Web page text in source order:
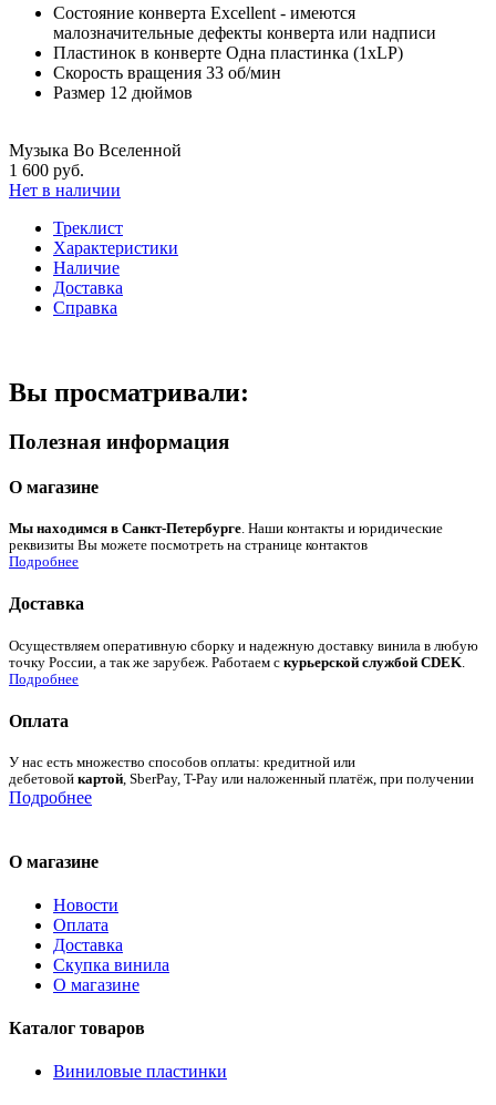
Состояние конверта Excellent - имеются
малозначительные дефекты конверта или надписи
Пластинок в конверте Одна пластинка (1xLP)
Скорость вращения 33 об/мин
Размер 12 дюймов
Музыка Во Вселенной
1 600 руб.
Нет в наличии
Треклист
Характеристики
Наличие
Доставка
Справка
Вы просматривали:
Полезная информация
О магазине
Мы находимся в Санкт-Петербурге. Наши контакты и юридические
реквизиты Вы можете посмотреть на странице контактов
Подробнее
Доставка
Осуществляем оперативную сборку и надежную доставку винила в любую
точку России, а так же зарубеж. Работаем с курьерской службой CDEK
Подробнее
Оплата
У нас есть множество способов оплаты: кредитной или
дебетовой картой, SberPay, T-Pay или наложенный платёж, при получении
Подробнее
О магазине
Новости
Оплата
Доставка
Скупка винила
О магазине
Каталог товаров
Виниловые пластинки